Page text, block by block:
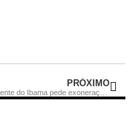
PRÓXIMO
Presidente do Ibama pede exoneração do cargo